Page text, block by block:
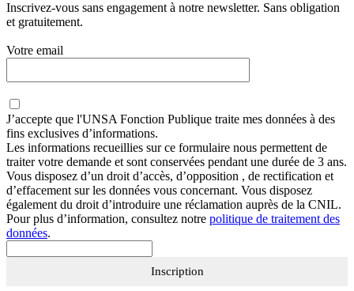
Inscrivez-vous sans engagement à notre newsletter. Sans obligation
et gratuitement.
Votre email
J’accepte que l'UNSA Fonction Publique traite mes données à des
fins exclusives d’informations.
Les informations recueillies sur ce formulaire nous permettent de
traiter votre demande et sont conservées pendant une durée de 3 ans.
Vous disposez d’un droit d’accès, d’opposition , de rectification et
d’effacement sur les données vous concernant. Vous disposez
également du droit d’introduire une réclamation auprès de la CNIL.
Pour plus d’information, consultez notre politique de traitement des
données.
Inscription